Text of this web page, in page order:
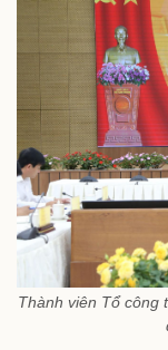
Thành viên Tổ công